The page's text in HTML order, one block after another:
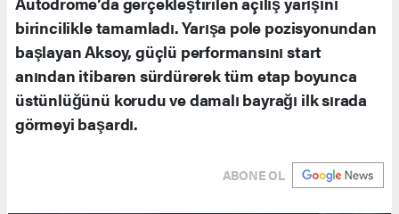
birincilikle tamamladı. Yarışa pole pozisyonundan
başlayan Aksoy, güçlü performansını start
anından itibaren sürdürerek tüm etap boyunca
üstünlüğünü korudu ve damalı bayrağı ilk sırada
görmeyi başardı.
ABONE OL